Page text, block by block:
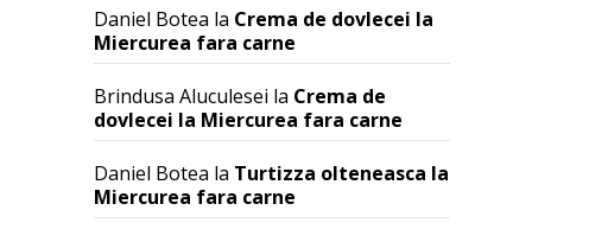
Daniel Botea la Crema de dovlecei la
Miercurea fara carne
Brindusa Aluculesei la Crema de
dovlecei la Miercurea fara carne
Daniel Botea la Turtizza olteneasca la
Miercurea fara carne